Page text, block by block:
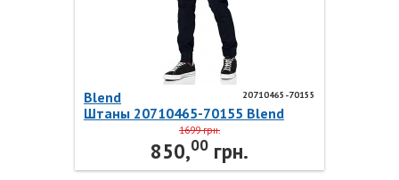
20710465-70155
Blend
Штаны 20710465-70155 Blend
1699 грн.
850,00 грн.